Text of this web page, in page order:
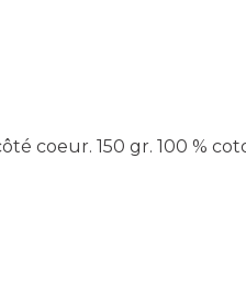
coeur. 150 gr. 100 %